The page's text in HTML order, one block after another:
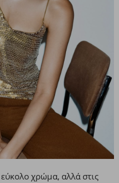
χρώμα, αλλά στις